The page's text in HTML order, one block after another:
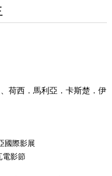
荷西．馬利亞．卡斯楚．伊
國際影展
影節